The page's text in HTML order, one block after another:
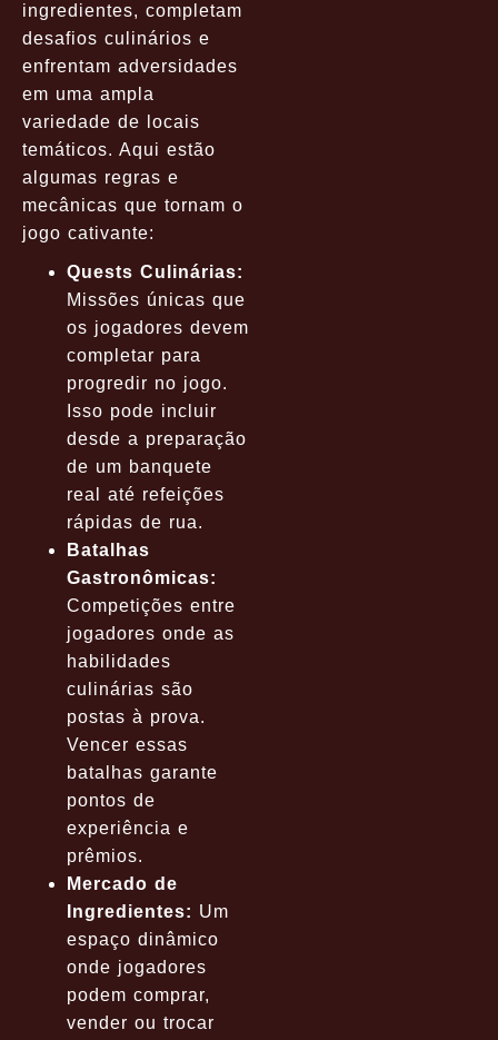
ingredientes, completam
desafios culinários e
enfrentam adversidades
em uma ampla
variedade de locais
temáticos. Aqui estão
algumas regras e
mecânicas que tornam o
jogo cativante:
Quests Culinárias:
Missões únicas que
os jogadores devem
completar para
progredir no jogo.
Isso pode incluir
desde a preparação
de um banquete
real até refeições
rápidas de rua.
Batalhas
Gastronômicas:
Competições entre
jogadores onde as
habilidades
culinárias são
postas à prova.
Vencer essas
batalhas garante
pontos de
experiência e
prêmios.
Mercado de
Ingredientes: Um
espaço dinâmico
onde jogadores
podem comprar,
vender ou trocar